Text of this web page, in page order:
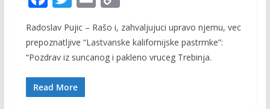
ac
e
b
o
o
itt
er
m
ai
l
o
p
y
Radoslav Pujic – Rašo i, zahvaljujuci upravo njemu, vec
prepoznatljive “Lastvanske kalifornijske pastrmke”:
“Pozdrav iz suncanog i pakleno vruceg Trebinja.
Read More